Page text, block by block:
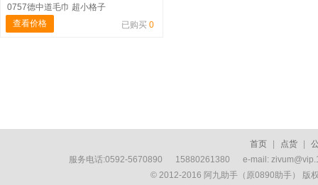
0757德中道毛巾 超小格子
查看价格
已购买 0
首页 点货
服务电话:0592-5670890 15880261380 e-mail:
© 2012-2016 阿九助手（原0890助手） 版